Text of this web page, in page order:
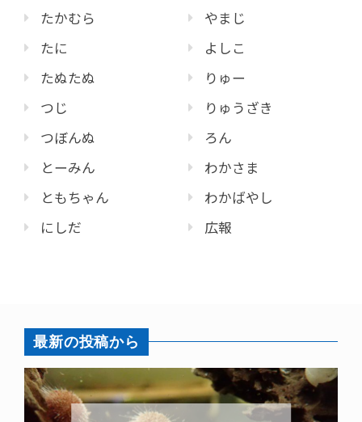
たかむら
たに
たぬたぬ
つじ
つぼんぬ
とーみん
ともちゃん
にしだ
やまじ
よしこ
りゅー
りゅうざき
ろん
わかさま
わかばやし
広報
最新の投稿から